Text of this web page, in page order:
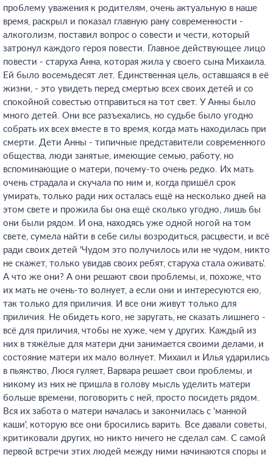
проблему уважения к родителям, очень актуальную в наше
время, раскрыл и показал главную рану современности -
алкоголизм, поставил вопрос о совести и чести, который
затронул каждого героя повести. Главное действующее лицо
повести - старуха Анна, которая жила у своего сына Михаила.
Ей было восемьдесят лет. Единственная цель, оставшаяся в её
жизни, - это увидеть перед смертью всех своих детей и со
спокойной совестью отправиться на тот свет. У Анны было
много детей. Они все разъехались, но судьбе было угодно
собрать их всех вместе в то время, когда мать находилась при
смерти. Дети Анны - типичные представители современного
общества, люди занятые, имеющие семью, работу, но
вспоминающие о матери, почему-то очень редко. Их мать
очень страдала и скучала по ним и, когда пришёл срок
умирать, только ради них осталась ещё на несколько дней на
этом свете и прожила бы она ещё сколько угодно, лишь бы
они были рядом. И она, находясь уже одной ногой на том
свете, сумела найти в себе силы возродиться, расцвести, и всё
ради своих детей 'Чудом это получилось или не чудом, никто
не скажет, только увидав своих ребят, старуха стала оживать'.
А что же они? А они решают свои проблемы, и, похоже, что
их мать не очень-то волнует, а если они и интересуются ею,
так только для приличия. И все они живут только для
приличия. Не обидеть кого, не заругать, не сказать лишнего -
всё для приличия, чтобы не хуже, чем у других. Каждый из
них в тяжёлые для матери дни занимается своими делами, и
состояние матери их мало волнует. Михаил и Илья ударились
в пьянство, Люся гуляет, Варвара решает свои проблемы, и
никому из них не пришла в голову мысль уделить матери
больше времени, поговорить с ней, просто посидеть рядом.
Вся их забота о матери началась и закончилась с 'манной
каши', которую все они бросились варить. Все давали советы,
критиковали других, но никто ничего не сделал сам. С самой
первой встречи этих людей между ними начинаются споры и